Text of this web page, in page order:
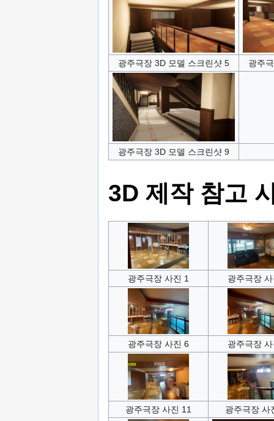
광주극장 3D 모델 스크린샷 5 광주
광주극장 3D 모델 스크린샷 9
3D 제작 참고
광주극장 사진 1 광주극장
광주극장 사진 6 광주극장
광주극장 사진 11 광주극장 사